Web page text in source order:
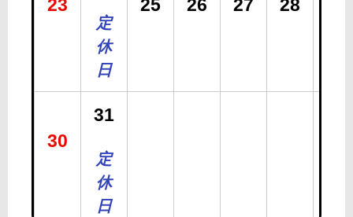
23
定
休
日
25 26 27 28
30
31
定
休
日